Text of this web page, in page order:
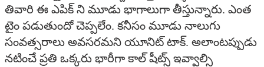
తివారి ఈ ఎపిక్ ని మూడు భాగాలుగా తీస్తున్నారు. ఎంత
టైం పడుతుందో చెప్పలేం. కనీసం మూడు నాలుగు
సంవత్సరాలు అవసరమని యూనిట్ టాక్. అలాంటప్పుడు
నటించే ప్రతి ఒక్కరు భారీగా కాల్ షీట్స్ ఇవ్వాల్సి